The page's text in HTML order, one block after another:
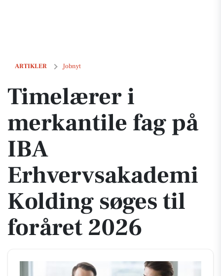
ARTIKLER Jobnyt
Timelærer i merkantile fag på IBA Erhvervsakademi Kolding søges til
Timelærer i
merkantile fag på
IBA
Erhvervsakademi
Kolding søges til
foråret 2026